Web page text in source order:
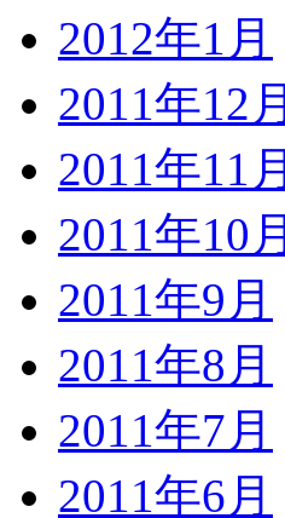
2012年1月
2011年12月
2011年11月
2011年10月
2011年9月
2011年8月
2011年7月
2011年6月